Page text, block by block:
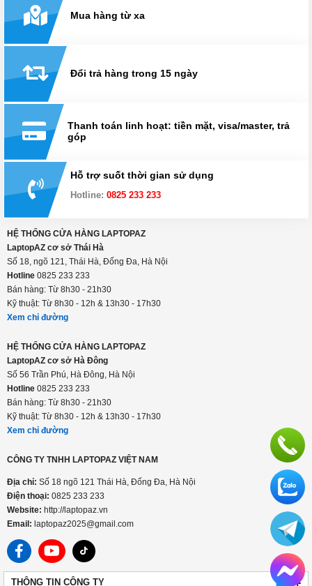
Mua hàng từ xa
Đổi trả hàng trong 15 ngày
Thanh toán linh hoạt: tiền mặt, visa/master, trả
góp
Hỗ trợ suốt thời gian sử dụng
Hotline: 0825 233 233
HỆ THỐNG CỬA HÀNG LAPTOPAZ
LaptopAZ cơ sở Thái Hà
Số 18, ngõ 121, Thái Hà, Đống Đa, Hà Nội
Hotline 0825 233 233
Bán hàng: Từ 8h30 - 21h30
Kỹ thuật: Từ 8h30 - 12h & 13h30 - 17h30
Xem chỉ đường
HỆ THỐNG CỬA HÀNG LAPTOPAZ
LaptopAZ cơ sở Hà Đông
Số 56 Trần Phú, Hà Đông, Hà Nội
Hotline 0825 233 233
Bán hàng: Từ 8h30 - 21h30
Kỹ thuật: Từ 8h30 - 12h & 13h30 - 17h30
Xem chỉ đường
CÔNG TY TNHH LAPTOPAZ VIỆT NAM
Địa chỉ: Số 18 ngõ 121 Thái Hà, Đống Đa, Hà Nội
Điện thoại: 0825 233 233
Website: http://laptopaz.vn
Email: laptopaz2025@gmail.com
THÔNG TIN CÔNG TY +